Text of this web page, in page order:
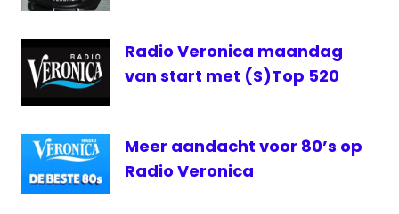
Radio Veronica maandag
van start met (S)Top 520
Meer aandacht voor 80’s op
Radio Veronica